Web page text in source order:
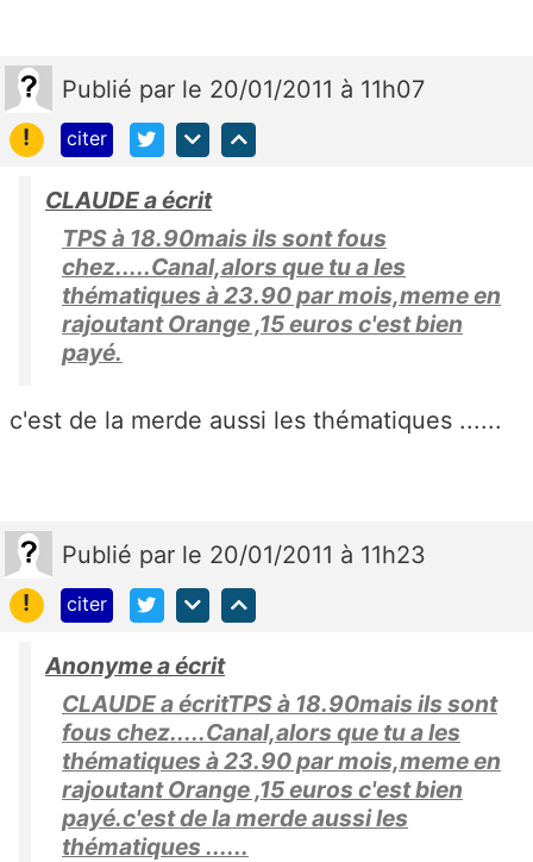
Publié par le 20/01/2011 à 11h07
!
citer
CLAUDE a écrit
TPS à 18.90mais ils sont fous
chez.....Canal,alors que tu a les
thématiques à 23.90 par mois,meme en
rajoutant Orange ,15 euros c'est bien
payé.
c'est de la merde aussi les thématiques ......
Publié par le 20/01/2011 à 11h23
!
citer
Anonyme a écrit
CLAUDE a écritTPS à 18.90mais ils sont
fous chez.....Canal,alors que tu a les
thématiques à 23.90 par mois,meme en
rajoutant Orange ,15 euros c'est bien
payé.c'est de la merde aussi les
thématiques ......